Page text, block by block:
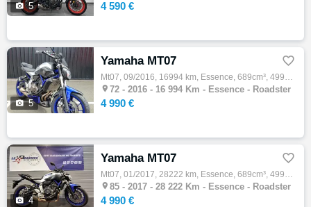
 5 4 590 €
 5
Yamaha MT07 
Mt07, 09/2016, 16994 km, Essence, 689cm³, 4990 € Equipements : Yamaha mt 07 2016 équipée d une selle confort, support de plaque court, sabo…
 72 - 2016 - 16 994 Km - Essence - Roadster
4 990 €
 4
Yamaha MT07 
Mt07, 01/2017, 28222 km, Essence, 689cm³, 4990 € Equipements : Kit de rabaissement,Garantie 12 mois
 85 - 2017 - 28 222 Km - Essence - Roadster
4 990 €